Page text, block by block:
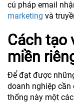
cú pháp email
marketing và
Cách tạo
miền
Để đạt được
doanh nghiệp
thống này một